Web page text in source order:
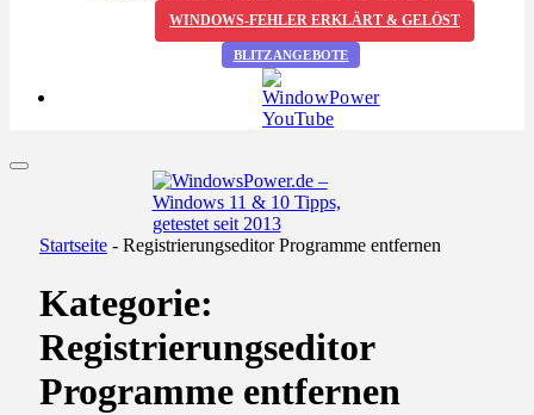
WINDOWS-FEHLER ERKLÄRT & GELÖST
BLITZANGEBOTE
Startseite - Registrierungseditor Programme entfernen
Kategorie:
Registrierungseditor
Programme entfernen